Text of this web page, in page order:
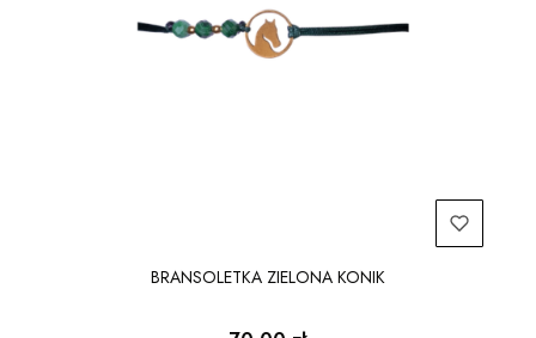
BRANSOLETKA ZIELONA KONIK